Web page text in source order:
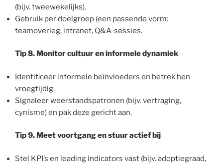
(bijv. tweewekelijks).
Gebruik per doelgroep (een passende vorm:
teamoverleg, intranet, Q&A‑sessies.
Tip 8. Monitor cultuur en informele dynamiek
Identificeer informele beïnvloeders en betrek hen
vroegtijdig.
Signaleer weerstandspatronen (bijv. vertraging,
cynisme) en pak deze gericht aan.
Tip 9. Meet voortgang en stuur actief bij
Stel KPI’s en leading indicators vast (bijv. adoptiegraad,